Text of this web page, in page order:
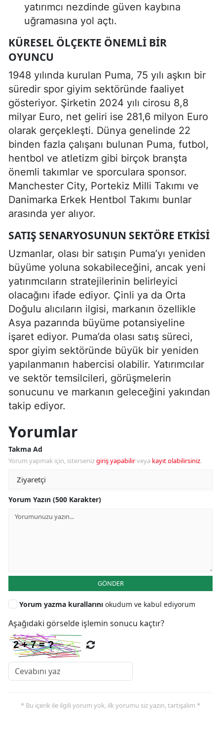
yatırımcı nezdinde güven kaybına
uğramasına yol açtı.
KÜRESEL ÖLÇEKTE ÖNEMLI BIR
OYUNCU
1948 yılında kurulan Puma, 75 yılı aşkın bir
süredir spor giyim sektöründe faaliyet
gösteriyor. Şirketin 2024 yılı cirosu 8,8
milyar Euro, net geliri ise 281,6 milyon Euro
olarak gerçekleşti. Dünya genelinde 22
binden fazla çalışanı bulunan Puma, futbol,
hentbol ve atletizm gibi birçok branşta
önemli takımlar ve sporculara sponsor.
Manchester City, Portekiz Milli Takımı ve
Danimarka Erkek Hentbol Takımı bunlar
arasında yer alıyor.
SATIŞ SENARYOSUNUN SEKTÖRE ETKISI
Uzmanlar, olası bir satışın Puma’yı yeniden
büyüme yoluna sokabileceğini, ancak yeni
yatırımcıların stratejilerinin belirleyici
olacağını ifade ediyor. Çinli ya da Orta
Doğulu alıcıların ilgisi, markanın özellikle
Asya pazarında büyüme potansiyeline
işaret ediyor. Puma’da olası satış süreci,
spor giyim sektöründe büyük bir yeniden
yapılanmanın habercisi olabilir. Yatırımcılar
ve sektör temsilcileri, görüşmelerin
sonucunu ve markanın geleceğini yakından
takip ediyor.
Yorumlar
Takma Ad
Yorum yapmak için, istersenizgiriş yapabilirveya kayıt olabilirsiniz.
Yorum Yazın (500 Karakter)
GÖNDER
Yorum yazma kurallarını okudum ve kabul ediyorum
Aşağıdaki görselde işlemin sonucu kaçtır?
* Bu içerik ile ilgili yorum yok, ilk yorumu siz yazın, tartışalım *